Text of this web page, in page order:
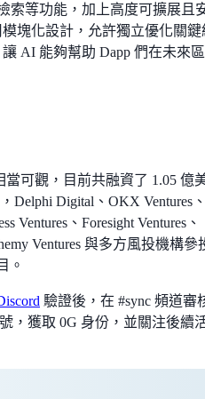
索等功能，加上高度可擴展且
塊化設計，允許獨立優化關鍵
AI 能夠幫助 Dapp 們在未來
當可觀，目前共融資了 1.05 億
Delphi Digital、OKX Ventures
Ventures、Foresight Ventures、
Ventures 與多方風投機構參
。
驗證後，在 #sync 頻道審
，獲取 0G 身份，並關注後續